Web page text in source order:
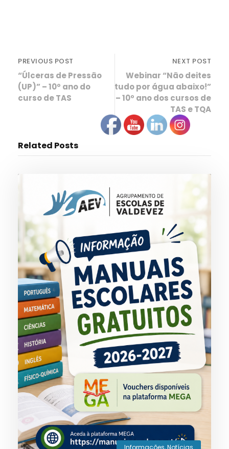
PREVIOUS POST
“Úlceras de Pressão
(UP)” – 10º ano do
curso de TAS
NEXT POST
Webinar “Não deites
tudo por água abaixo!”
– 10º ano dos cursos de
TAS e TQA
Related Posts